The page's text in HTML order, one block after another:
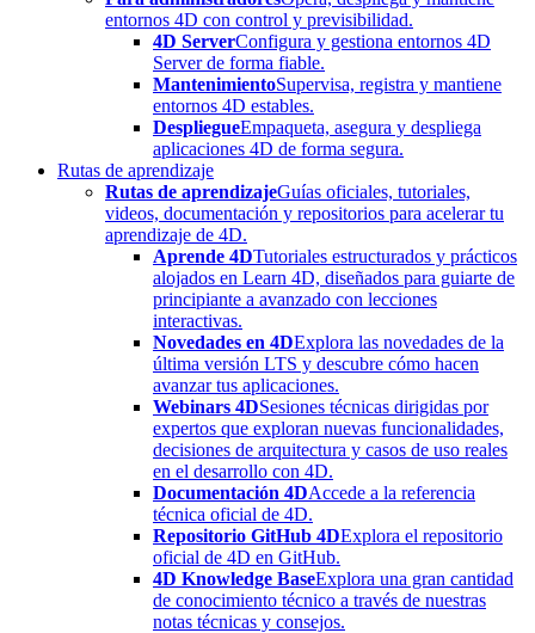
entornos 4D con control y previsibilidad.
4D ServerConfigura y gestiona entornos 4D
Server de forma fiable.
MantenimientoSupervisa, registra y mantiene
entornos 4D estables.
DespliegueEmpaqueta, asegura y despliega
aplicaciones 4D de forma segura.
Rutas de aprendizaje
Rutas de aprendizajeGuías oficiales, tutoriales,
videos, documentación y repositorios para acelerar tu
aprendizaje de 4D.
Aprende 4DTutoriales estructurados y prácticos
alojados en Learn 4D, diseñados para guiarte de
principiante a avanzado con lecciones
interactivas.
Novedades en 4DExplora las novedades de la
última versión LTS y descubre cómo hacen
avanzar tus aplicaciones.
Webinars 4DSesiones técnicas dirigidas por
expertos que exploran nuevas funcionalidades,
decisiones de arquitectura y casos de uso reales
en el desarrollo con 4D.
Documentación 4DAccede a la referencia
técnica oficial de 4D.
Repositorio GitHub 4DExplora el repositorio
oficial de 4D en GitHub.
4D Knowledge BaseExplora una gran cantidad
de conocimiento técnico a través de nuestras
notas técnicas y consejos.